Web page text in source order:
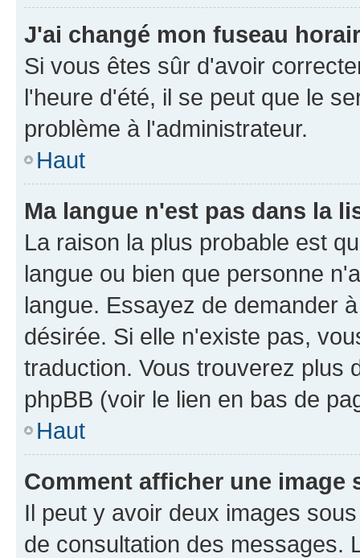
J'ai changé mon fuseau
Si vous êtes sûr d'avoir
l'heure d'été, il se peut que le
problème à l'administrateur.
Haut
Ma langue n'est pas dans la
La raison la plus probable est
langue ou bien que personne
langue. Essayez de demander
désirée. Si elle n'existe pas,
traduction. Vous trouverez plus
phpBB (voir le lien en bas de
Haut
Comment afficher une image
Il peut y avoir deux images
de consultation des messages.